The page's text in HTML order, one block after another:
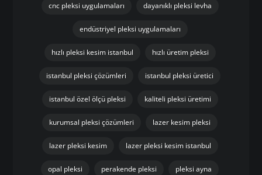
cnc pleksi uygulamaları dayanıklı pleksi levha
endüstriyel pleksi uygulamaları
hızlı pleksi kesim istanbul hızlı üretim pleksi
istanbul pleksi çözümleri istanbul pleksi üretici
istanbul özel ölçü pleksi kaliteli pleksi üretimi
kurumsal pleksi çözümleri lazer kesim pleksi
lazer pleksi kesim lazer pleksi kesim istanbul
opal pleksi perakende pleksi pleksi ayna